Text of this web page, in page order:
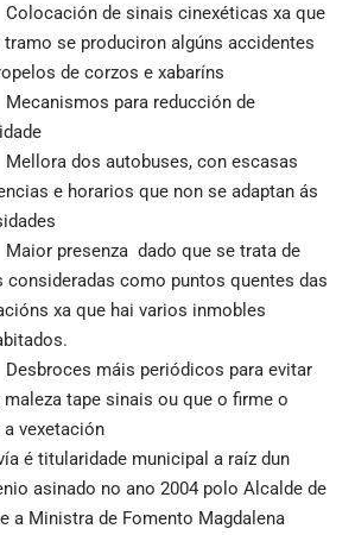
de sinais cinexéticas xa que
tramo se produciron algúns accidentes
de corzos e xabaríns
para reducción de
dos autobuses, con escasas
e horarios que non se adaptan ás
presenza dado que se trata de
consideradas como puntos quentes das
xa que hai varios inmobles
máis periódicos para evitar
maleza tape sinais ou que o firme o
a vexetación
é titularidade municipal a raíz dun
asinado no ano 2004 polo Alcalde de
a Ministra de Fomento Magdalena